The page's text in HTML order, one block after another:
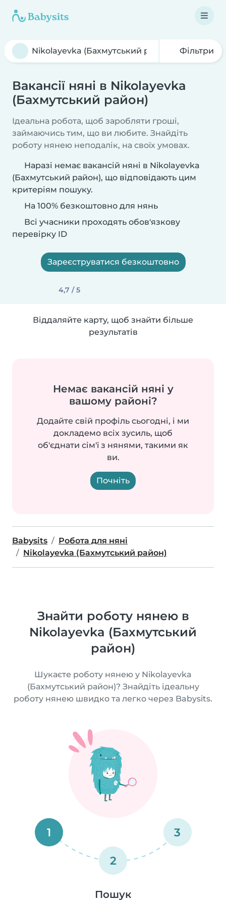
Фільтри
Вакансії няні в Nikolayevka
(Бахмутський район)
Ідеальна робота, щоб заробляти гроші,
займаючись тим, що ви любите. Знайдіть
роботу нянею неподалік, на своїх умовах.
Наразі немає вакансій няні в Nikolayevka
(Бахмутський район), що відповідають цим
критеріям пошуку.
На 100% безкоштовно для нянь
Всі учасники проходять обов'язкову
перевірку ID
Зареєструватися безкоштовно
4,7 / 5
Віддаляйте карту, щоб знайти більше
результатів
Немає вакансій няні у
вашому районі?
Додайте свій профіль сьогодні, і ми
докладемо всіх зусиль, щоб
об'єднати сім'ї з нянями, такими як
ви.
Почніть
Babysits
Робота для няні
Nikolayevka (Бахмутський район)
Знайти роботу нянею в
Nikolayevka (Бахмутський
район)
Шукаєте роботу нянею у Nikolayevka
(Бахмутський район)? Знайдіть ідеальну
роботу нянею швидко та легко через Babysits.
1
2
3
Пошук